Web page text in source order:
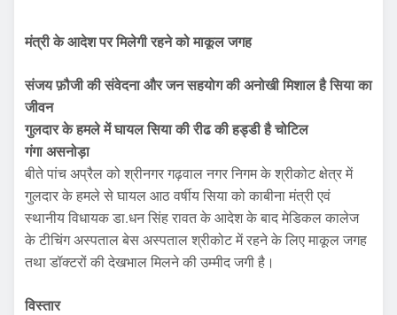
मंत्री के आदेश पर मिलेगी रहने को माकूल जगह
संजय फ़ौजी की संवेदना और जन सहयोग की अनोखी मिशाल है सिया का
जीवन
गुलदार के हमले में घायल सिया की रीढ की हड्डी है चोटिल
गंगा असनोड़ा
बीते पांच अप्रैल को श्रीनगर गढ़वाल नगर निगम के श्रीकोट क्षेत्र में
गुलदार के हमले से घायल आठ वर्षीय सिया को काबीना मंत्री एवं
स्थानीय विधायक डा.धन सिंह रावत के आदेश के बाद मेडिकल कालेज
के टीचिंग अस्पताल बेस अस्पताल श्रीकोट में रहने के लिए माकूल जगह
तथा डॉक्टरों की देखभाल मिलने की उम्मीद जगी है।
विस्तार